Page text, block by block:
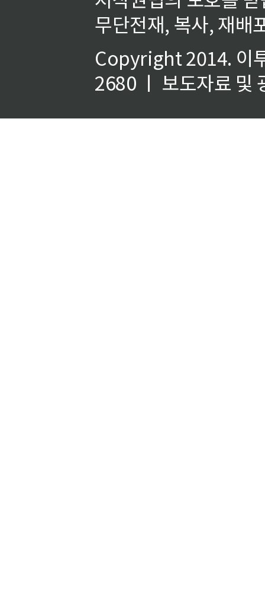
무단전재, 복사, 재배
Copyright 2014. 이
2680 ㅣ 보도자료